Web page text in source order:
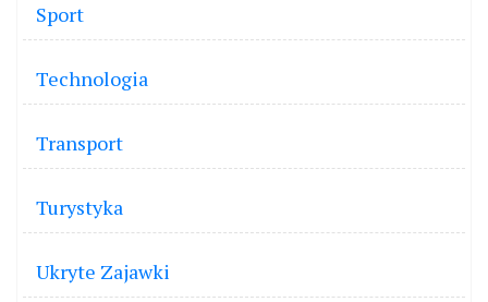
Sport
Technologia
Transport
Turystyka
Ukryte Zajawki